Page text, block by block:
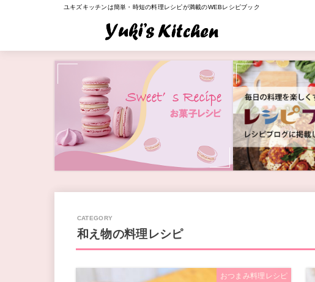
ユキズキッチンは簡単・時短の料理レシピが満載のWEBレシピブック
和え物の料理レシピ
おつまみ料理レシピ